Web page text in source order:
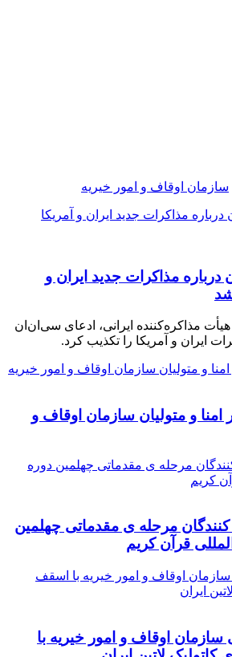
سازمان اوقاف و امور خیریه
مذاکرات جدید ایران و
مذاکره‌کننده ایرانی، ادعای سی‌ان‌ان
ایران و آمریکا را تکذیب کرد.
امنا و متولیان سازمان اوقاف و
کنندگان مرحله ی مقدماتی چهلمین
قرآن کریم
سازمان اوقاف و امور خیریه با